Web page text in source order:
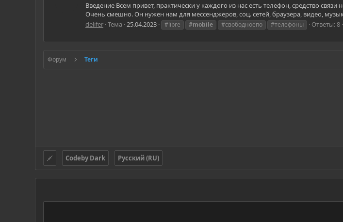
Введение Всем привет, практически у каждого из нас есть телефон, средство
Очень смешно. Он нужен нам для мессенджеров, соц. сетей, браузера, видео,
delifer Тема 25.04.2023 #libre #mobile #свободноепо #телефоны Ответы: 8
Форум Теги
Codeby Dark Русский (RU)